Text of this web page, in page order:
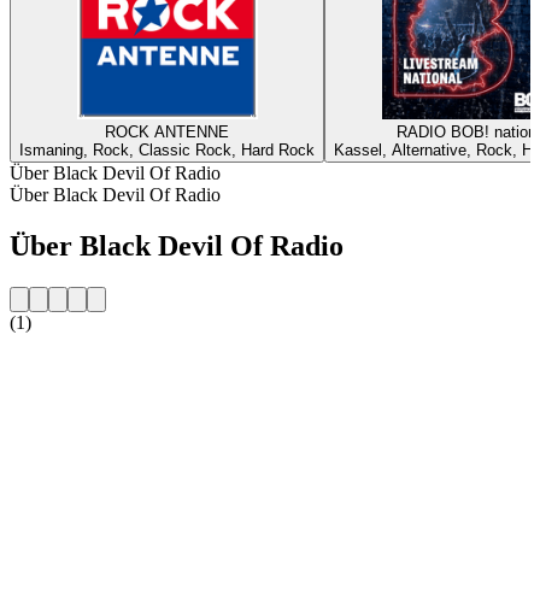
ROCK ANTENNE
Ismaning, Rock, Classic Rock, Hard Rock
RADIO BOB!
Kassel, Alternative, Rock,
Über Black Devil Of Radio
Über Black Devil Of Radio
Über Black Devil Of Radio
(1)